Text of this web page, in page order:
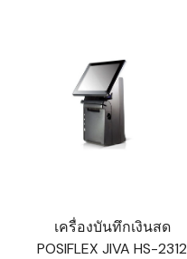
เครื่องบันทึกเงินสด
POSIFLEX JIVA HS-2312